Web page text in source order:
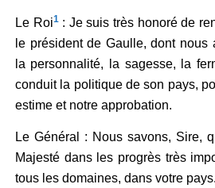
Le Roi1: Je suis très honoré de
le président de Gaulle, dont nous
la personnalité, la sagesse, la
conduit la politique de son pays,
estime et notre approbation.
Le Général : Nous savons, Sire,
Majesté dans les progrès très
tous les domaines, dans votre pays.